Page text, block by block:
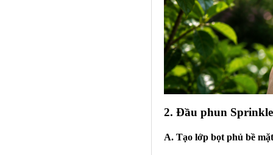
2. Đầu phun
A. Tạo lớp bọt phủ bề